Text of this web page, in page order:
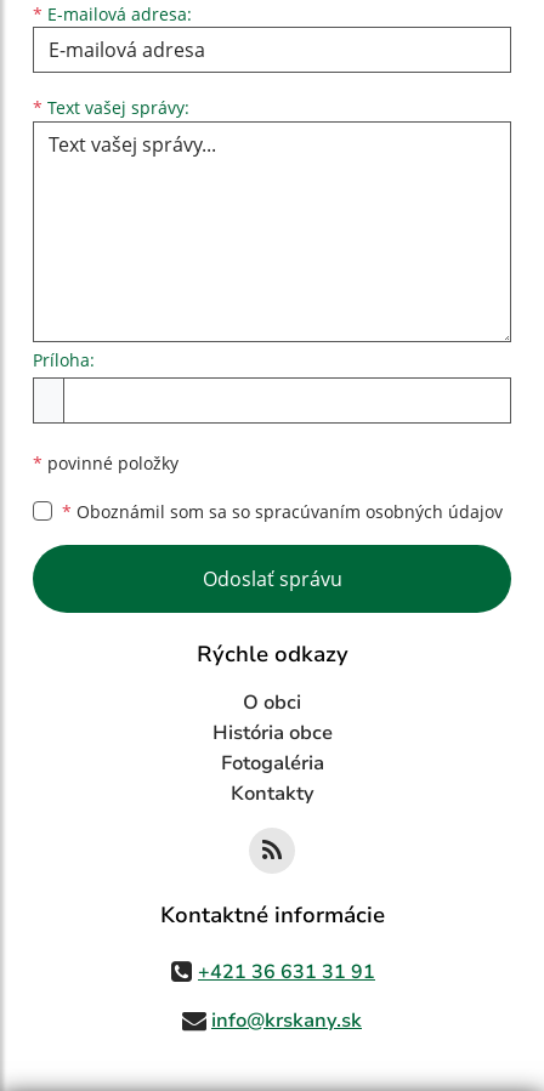
* E-mailová adresa:
* Text vašej správy:
Príloha:
* povinné položky
* Oboznámil som sa so spracúvaním osobných údajov
Google reCaptcha Response
Odoslať správu
Rýchle odkazy
O obci
História obce
Fotogaléria
Kontakty
Kontaktné informácie
+421 36 631 31 91
info@krskany.sk